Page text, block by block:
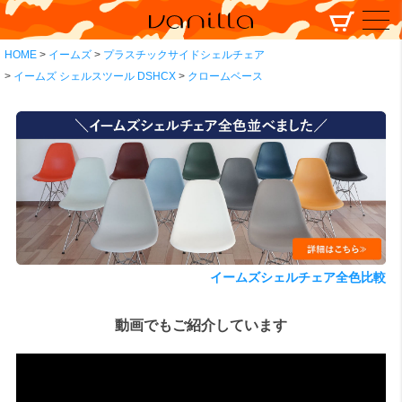
HOME イームズ
プラスチックサイドシェルチェア
イームズ シェルスツール DSHCX
クロームベース
イームズシェルチェア全色比較
動画でもご紹介しています